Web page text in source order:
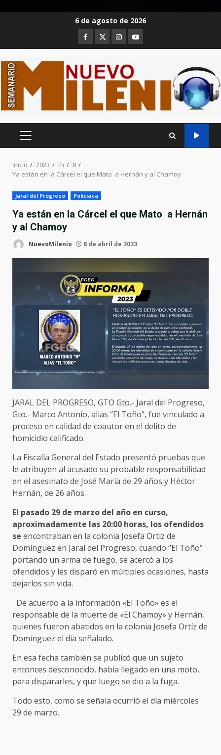
6 de agosto de 2026
Facebook
TwitterInstagram
Youtube
MENÚ
Inicio 2023 th
8
Ya están en la Cárcel el que Mato a Hernán y al Chamoy
Jaral del Progreso Policiaca
Ya están en la Cárcel el que Mato a Hernán
y al Chamoy
NuevoMilenio 8 de abril de 2023
JARAL DEL PROGRESO, GTO Gto.- Jaral del Progreso,
Gto.- Marco Antonio, alias “El Toño”, fue vinculado a
proceso en calidad de coautor en el delito de
homicidio calificado.
La Fiscalía General del Estado presentó pruebas que
le atribuyen al acusado su probable responsabilidad
en el asesinato de José María de 29 años y Héctor
Hernán, de 26 años.
El pasado 29 de marzo del año en curso,
aproximadamente las 20:00 horas, los ofendidos
se encontraban en la colonia Josefa Ortiz de
Domínguez en Jaral del Progreso, cuando “El Toño”
portando un arma de fuego, se acercó a los
ofendidos y les disparó en múltiples ocasiones, hasta
dejarlos sin vida.
De acuerdo a la información «El Toño» es el
responsable de la muerte de «El Chamoy» y Hernán,
quienes fueron abatidos en la colonia Josefa Ortíz de
Domínguez el día señalado.
En esa fecha también se publicó que un sujeto
entonces desconocido, había llegado en una moto,
para dispararles, y que luego se dio a la fuga.
Todo esto, como se señala ocurrió el día miércoles
29 de marzo.